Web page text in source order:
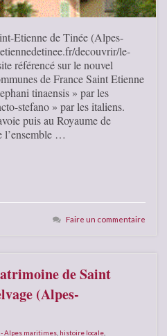
Etienne de Tinée (Alpes-
decouvrir/le-
référencé sur le nouvel
de France Saint Etienne
tinaensis » par les
stefano » par les italiens.
puis au Royaume de
l’ensemble …
Faire un commentaire
de Saint
(Alpes-
Alpes maritimes, histoire locale,